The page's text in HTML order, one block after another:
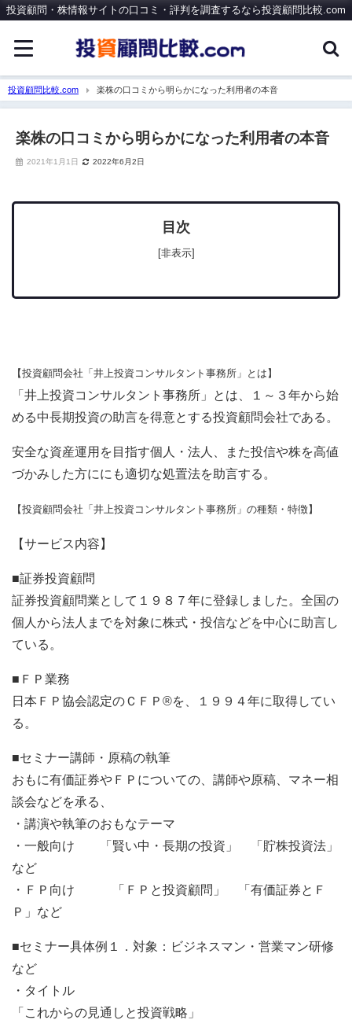
投資顧問・株情報サイトの口コミ・評判を調査するなら投資顧問比較.com
投資顧問比較.com 楽株の口コミから明らかになった利用者の本音
楽株の口コミから明らかになった利用者の本音
2021年1月1日 2022年6月2日
目次
[非表示]
【投資顧問会社「井上投資コンサルタント事務所」とは】
「井上投資コンサルタント事務所」とは、１～３年から始
める中長期投資の助言を得意とする投資顧問会社である。
安全な資産運用を目指す個人・法人、また投信や株を高値
づかみした方ににも適切な処置法を助言する。
【投資顧問会社「井上投資コンサルタント事務所」の種類・特徴】
【サービス内容】
■証券投資顧問
証券投資顧問業として１９８７年に登録しました。全国の
個人から法人までを対象に株式・投信などを中心に助言し
ている。
■ＦＰ業務
日本ＦＰ協会認定のＣＦＰ®を、１９９４年に取得してい
る。
■セミナー講師・原稿の執筆
おもに有価証券やＦＰについての、講師や原稿、マネー相
談会などを承る、
・講演や執筆のおもなテーマ
・一般向け 「賢い中・長期の投資」 「貯株投資法」
など
・ＦＰ向け 「ＦＰと投資顧問」 「有価証券とＦ
Ｐ」など
■セミナー具体例１．対象：ビジネスマン・営業マン研修
など
・タイトル
「これからの見通しと投資戦略」